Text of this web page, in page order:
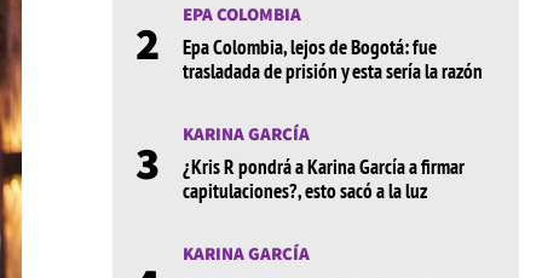
2
EPA COLOMBIA
Epa Colombia, lejos de Bogotá: fue
trasladada de prisión y esta sería la razón
3
KARINA GARCÍA
¿Kris R pondrá a Karina García a firmar
capitulaciones?, esto sacó a la luz
KARINA GARCÍA